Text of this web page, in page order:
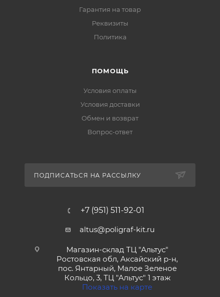
Гарантия на товар
Реквизиты
Политика
ПОМОЩЬ
Условия оплаты
Условия доставки
Обмен и возврат
Вопрос-ответ
ПОДПИСАТЬСЯ НА РАССЫЛКУ
+7 (951) 511-92-01
altus@poligraf-kit.ru
Магазин-склад ТЦ "Альтус"
Ростовская обл, Аксайский р-н,
пос. Янтарный, Малое Зеленое
Кольцо, 3, ТЦ "Альтус" 1 этаж
Показать на карте